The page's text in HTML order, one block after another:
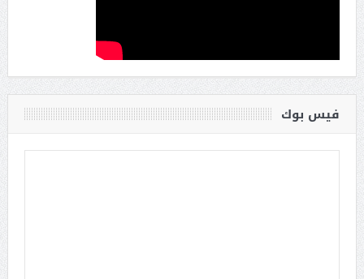
فيس بوك